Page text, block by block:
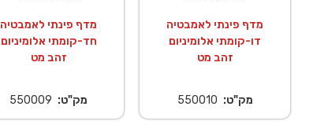
מדף פינתי לאמבטיה
דו-קומתי אלומיניום
זהב מט
מק"ט: 550010
מדף פינתי לאמבטיה
חד-קומתי אלומיניום
זהב מט
מק"ט: 550009